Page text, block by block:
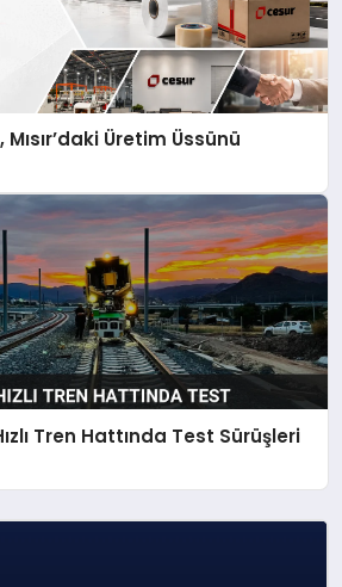
Üretim Üssünü
Tren Hattında Test Sürüşleri